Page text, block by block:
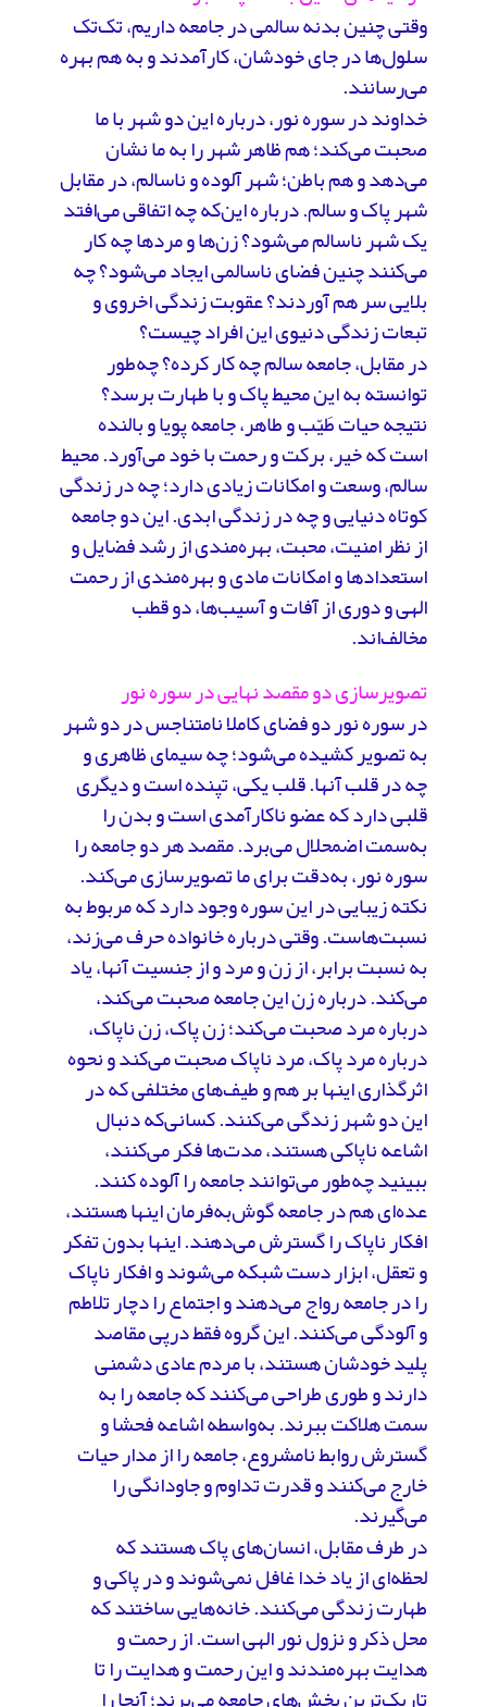
وقتی چنین بدنه سالمی در جامعه داریم، تک‌تک
سلول‌ها در جای خودشان، کارآمدند و به هم بهره
می‌رسانند.
خداوند در سوره نور، درباره این دو شهر با ما
صحبت می‌کند؛ هم ظاهر شهر را به ما نشان
می‌دهد و هم باطن؛ شهر آلوده و ناسالم، در مقابل
شهر پاک و سالم. درباره این‌که چه‌ اتفاقی می‌افتد
یک شهر ناسالم می‌شود؟ زن‌ها و مردها چه کار
می‌کنند چنین فضای ناسالمی ایجاد می‌شود؟ چه
بلایی سر هم آوردند؟ عقوبت زندگی اخروی و
تبعات زندگی دنیوی این افراد چیست؟
در مقابل، جامعه سالم چه کار کرده؟ چه‌طور
توانسته به این محیط پاک و با طهارت برسد؟
نتیجه حیات طَیّب و طاهر، جامعه پویا و بالنده
است که خیر، برکت و رحمت با خود می‌آورد. محیط
سالم، وسعت و امکانات زیادی دارد؛ چه در زندگی
کوتاه دنیایی و چه در زندگی ابدی. این دو جامعه
از نظر امنیت، محبت، بهره‌مندی از رشد فضایل و
استعدادها و امکانات مادی و بهره‌مندی از رحمت
الهی و دوری از آفات و آسیب‌ها، دو قطب
مخالف‌اند.
تصویرسازی دو مقصد نهایی در سوره نور
در سوره نور دو فضای کاملا نامتناجس در دو شهر
به تصویر کشیده می‌شود؛ چه سیمای ظاهری‌ و
چه در قلب آنها. قلب یکی، تپنده است و دیگری
قلبی دارد که عضو ناکارآمدی است و بدن را
به‌سمت اضمحلال می‌برد. مقصد هر دو جامعه را
سوره نور، به‌دقت برای ما تصویرسازی می‌کند.
نکته زیبایی در این سوره وجود دارد که مربوط به
نسبت‌هاست. وقتی درباره خانواده حرف می‌زند،
به نسبت برابر، از زن و مرد و از جنسیت آنها، یاد
می‌کند. درباره زن این جامعه صحبت می‌کند،
درباره مرد صحبت می‌کند؛ زن پاک، زن ناپاک،
درباره مرد پاک، مرد ناپاک صحبت می‌کند و نحوه
اثرگذاری اینها بر هم و طیف‌های مختلفی که در
این دو شهر زندگی می‌کنند. کسانی‌که دنبال
اشاعه ناپاکی هستند، مدت‌ها فکر می‌کنند،
ببینید چه‌طور می‌توانند جامعه را آلوده کنند.
عده‌ای هم در جامعه گوش‌به‌فرمان اینها هستند،
افکار ناپاک را گسترش می‌دهند. اینها بدون تفکر
و تعقل، ابزار دست شبکه می‌شوند و افکار ناپاک
را در جامعه رواج می‌دهند و اجتماع را دچار تلاطم
و آلودگی می‌کنند. این گروه فقط درپی مقاصد
پلید خودشان هستند، با مردم عادی دشمنی
دارند و طوری طراحی می‌کنند که جامعه را به
سمت هلاکت ببرند. به‌واسطه اشاعه فحشا و
گسترش روابط نامشروع، جامعه را از مدار حیات
خارج می‌کنند و قدرت تداوم و جاودانگی را
می‌گیرند.
در طرف مقابل، انسان‌های پاک هستند که
لحظه‌ای از یاد خدا غافل نمی‌شوند و در پاکی و
طهارت زندگی می‌کنند. خانه‌هایی ساختند که
محل ذکر و نزول نور الهی است. از رحمت و
هدایت بهره‌مندند و این رحمت و هدایت را تا